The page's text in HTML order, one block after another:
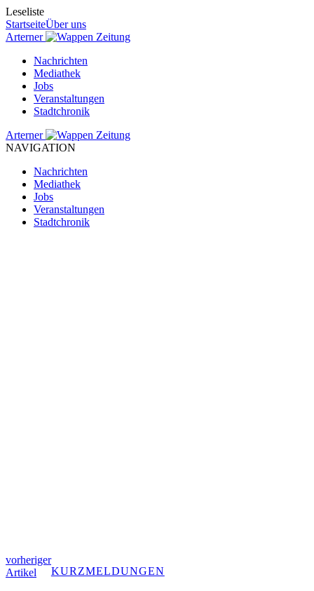
Leseliste
StartseiteÜber uns
Arterner
Zeitung
Nachrichten
Mediathek
Jobs
Veranstaltungen
Stadtchronik
Arterner
Zeitung
NAVIGATION
Nachrichten
Mediathek
Jobs
Veranstaltungen
Stadtchronik
vorheriger
Artikel
KURZMELDUNGEN